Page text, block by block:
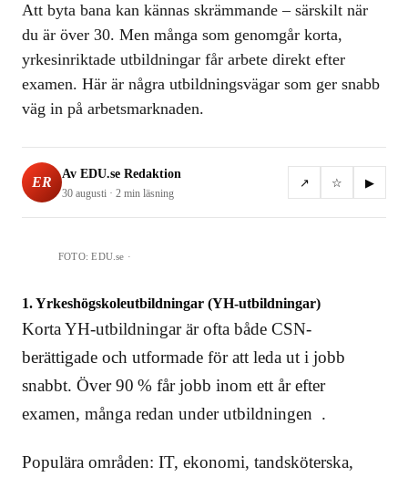
Att byta bana kan kännas skrämmande – särskilt när
du är över 30. Men många som genomgår korta,
yrkesinriktade utbildningar får arbete direkt efter
examen. Här är några utbildningsvägar som ger snabb
väg in på arbetsmarknaden.
ER
Av EDU.se Redaktion
30 augusti · 2 min läsning
↗ ☆ ▶
FOTO:EDU.se ·
1. Yrkeshögskoleutbildningar (YH-utbildningar)
Korta YH-utbildningar är ofta både CSN-
berättigade och utformade för att leda ut i jobb
snabbt. Över 90 % får jobb inom ett år efter
examen, många redan under utbildningen .
Populära områden: IT, ekonomi, tandsköterska,